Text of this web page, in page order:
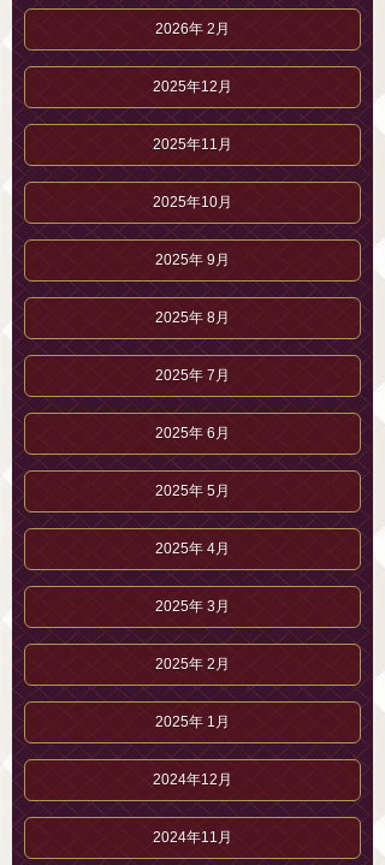
2026年 2月
2025年12月
2025年11月
2025年10月
2025年 9月
2025年 8月
2025年 7月
2025年 6月
2025年 5月
2025年 4月
2025年 3月
2025年 2月
2025年 1月
2024年12月
2024年11月